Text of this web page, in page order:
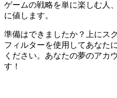
ゲームの戦略を単に楽しむ人
に値します。
準備はできましたか？上にス
フィルターを使用してあなた
ください。あなたの夢のアカ
す！